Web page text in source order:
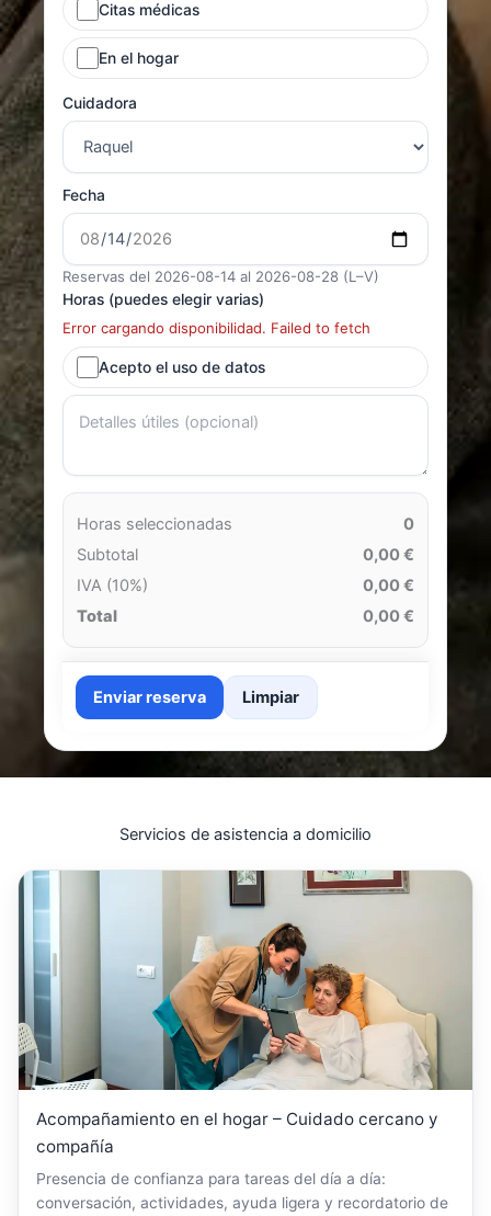
Citas médicas
En el hogar
Cuidadora
Fecha
Reservas del 2026-08-14 al 2026-08-28 (L–V)
Horas (puedes elegir varias)
Error cargando disponibilidad. Failed to fetch
Acepto el uso de datos
Horas seleccionadas
0
Subtotal
0,00 €
IVA (10%)
0,00 €
Total
0,00 €
Enviar reserva Limpiar
Servicios de asistencia a domicilio
Acompañamiento en el hogar – Cuidado cercano y
compañía
Presencia de confianza para tareas del día a día:
conversación, actividades, ayuda ligera y recordatorio de